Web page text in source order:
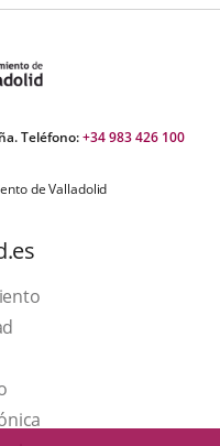
Teléfono:+34 983 426 100
de Valladolid
Este
enlace